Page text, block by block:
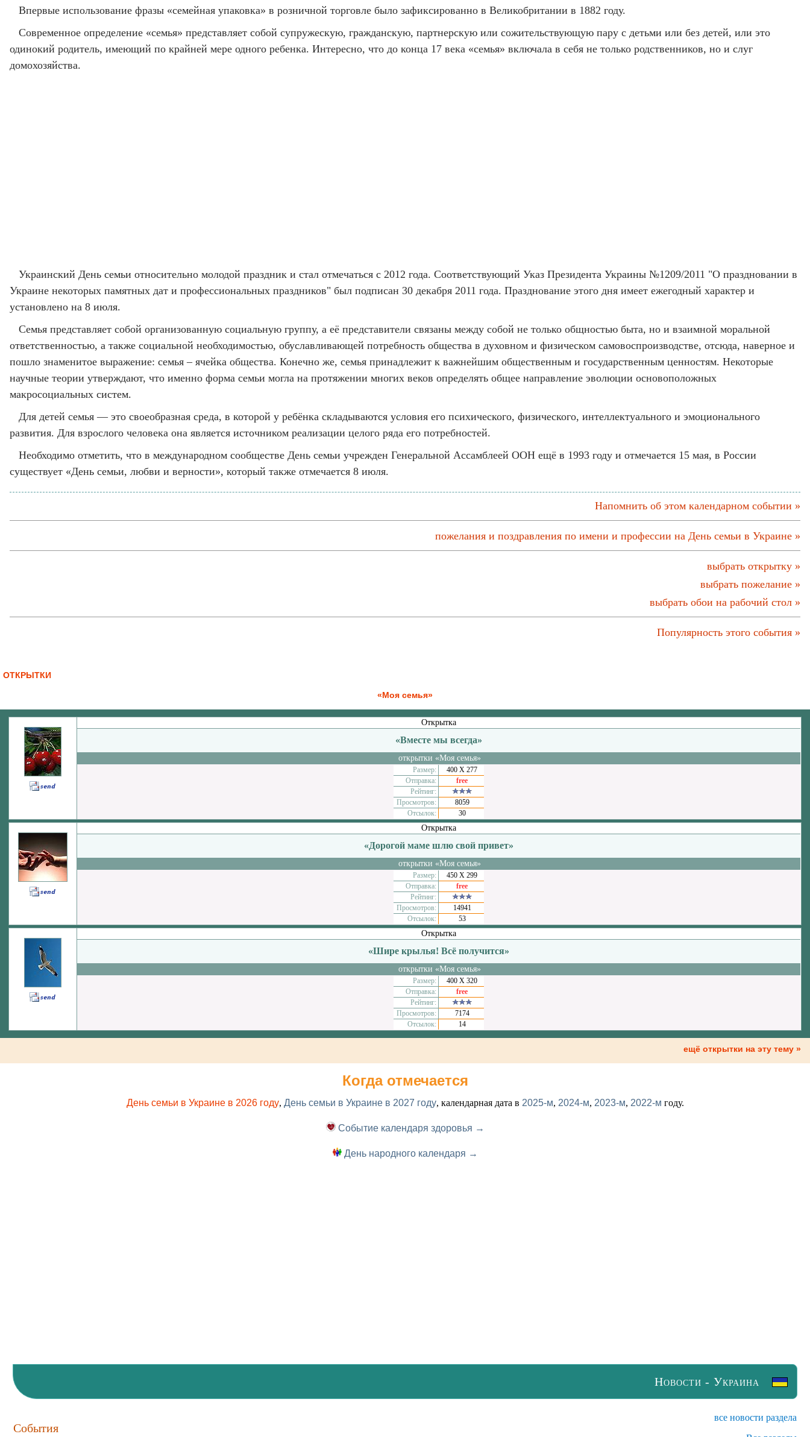
Впервые использование фразы «семейная упаковка» в розничной торговле было зафиксированно в Великобритании в 1882 году.
Современное определение «семья» представляет собой супружескую, гражданскую, партнерскую или сожительствующую пару с детьми или без детей, или это
одинокий родитель, имеющий по крайней мере одного ребенка. Интересно, что до конца 17 века «семья» включала в себя не только родственников, но и слуг
домохозяйства.
Украинский День семьи относительно молодой праздник и стал отмечаться с 2012 года. Соответствующий Указ Президента Украины №1209/2011 "О праздновании в
Украине некоторых памятных дат и профессиональных праздников" был подписан 30 декабря 2011 года. Празднование этого дня имеет ежегодный характер и
установлено на 8 июля.
Семья представляет собой организованную социальную группу, а её представители связаны между собой не только общностью быта, но и взаимной моральной
ответственностью, а также социальной необходимостью, обуславливающей потребность общества в духовном и физическом самовоспроизводстве, отсюда, наверное и
пошло знаменитое выражение: семья – ячейка общества. Конечно же, семья принадлежит к важнейшим общественным и государственным ценностям. Некоторые
научные теории утверждают, что именно форма семьи могла на протяжении многих веков определять общее направление эволюции основоположных
макросоциальных систем.
Для детей семья — это своеобразная среда, в которой у ребёнка складываются условия его психического, физического, интеллектуального и эмоционального
развития. Для взрослого человека она является источником реализации целого ряда его потребностей.
Необходимо отметить, что в международном сообществе День семьи учрежден Генеральной Ассамблеей ООН ещё в 1993 году и отмечается 15 мая, в России
существует «День семьи, любви и верности», который также отмечается 8 июля.
Напомнить об этом календарном событии »
пожелания и поздравления по имени и профессии на День семьи в Украине »
выбрать открытку »
выбрать пожелание »
выбрать обои на рабочий стол »
Популярность этого события »
ОТКРЫТКИ
«Моя семья»
Открытка
«Вместе мы всегда»
открытки «Моя семья»
Размер:
400 Х 277
Отправка:
free
Рейтинг:
Просмотров:
8059
Отсылок:
30
Открытка
«Дорогой маме шлю свой привет»
открытки «Моя семья»
Размер:
450 Х 299
Отправка:
free
Рейтинг:
Просмотров:
14941
Отсылок:
53
Открытка
«Шире крылья! Всё получится»
открытки «Моя семья»
Размер:
400 Х 320
Отправка:
free
Рейтинг:
Просмотров:
7174
Отсылок:
14
ещё открытки на эту тему »
Когда отмечается
День семьи в Украине в 2026 году, День семьи в Украине в 2027 году, календарная дата в 2025-м, 2024-м, 2023-м, 2022-м году.
Событие календаря здоровья →
День народного календаря →
Новости - Украина
События
все новости раздела